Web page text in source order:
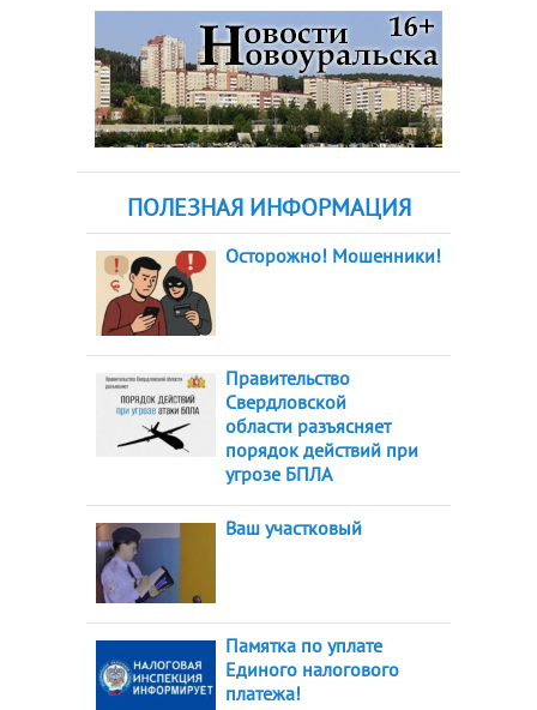
ПОЛЕЗНАЯ ИНФОРМАЦИЯ
Осторожно! Мошенники!
Правительство
Свердловской
области разъясняет
порядок действий при
угрозе БПЛА
Ваш участковый
Памятка по уплате
Единого налогового
платежа!